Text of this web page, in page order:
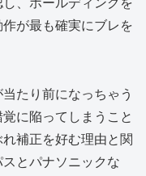
が最も確実にブレを
たり前になっちゃう
に陥ってしまうこと
補正を好む理由と関
とパナソニックな